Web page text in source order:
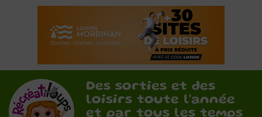
Des sorties et des
loisirs toute l'année
et par tous les temps